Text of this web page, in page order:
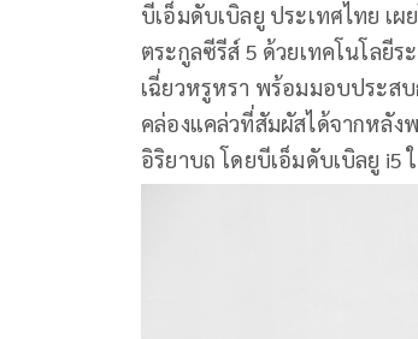
บีเอ็มดับเบิลยู ประเทศไทย เ
ตระกูลซีรีส์ 5 ด้วยเทคโนโลยี
เฉี่ยวหรูหรา พร้อมมอบประส
คล่องแคล่วที่สัมผัสได้จากหลัง
อิริยาบถ โดยบีเอ็มดับเบิลยู i5